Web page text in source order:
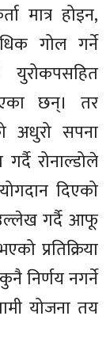
मात्र होइन,
गोल गर्ने
छन्। तर
अधुरो सपना
रोनाल्डोले
दिएको
गर्दै आफू
प्रतिक्रिया
निर्णय नगर्ने
योजना तय